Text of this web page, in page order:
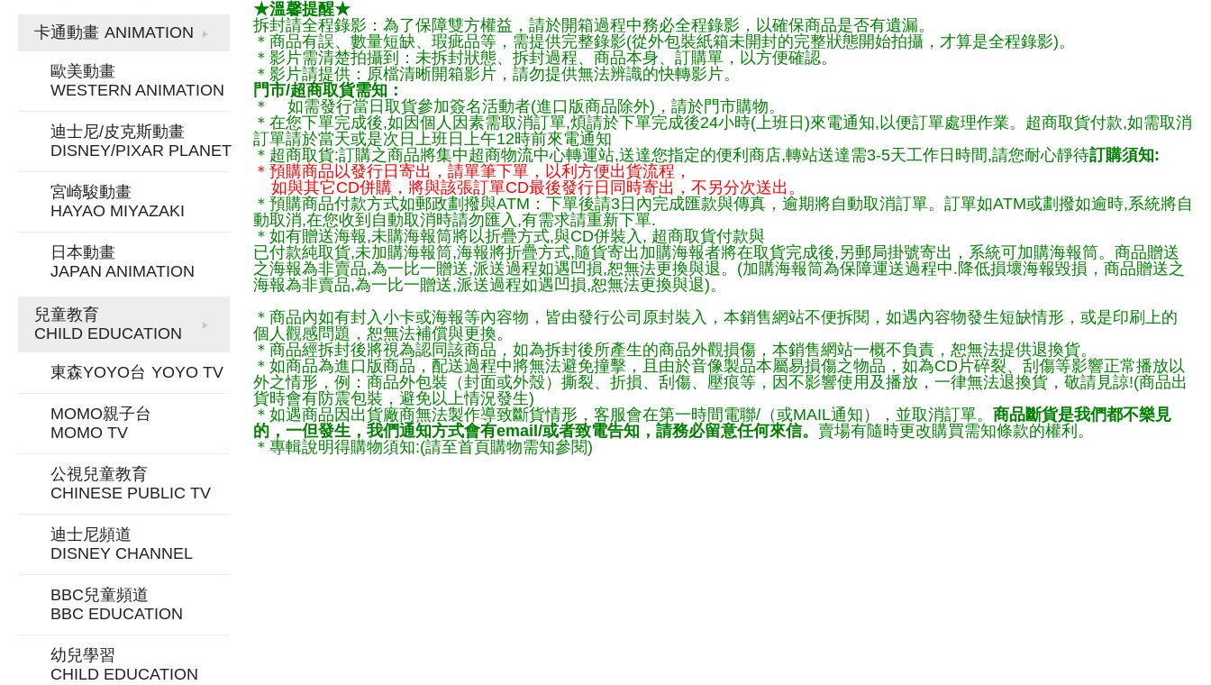
卡通動畫 ANIMATION
歐美動畫
WESTERN ANIMATION
迪士尼/皮克斯動畫
DISNEY/PIXAR PLANET
宮崎駿動畫
HAYAO MIYAZAKI
日本動畫
JAPAN ANIMATION
兒童教育
CHILD EDUCATION
東森YOYO台 YOYO TV
MOMO親子台
MOMO TV
公視兒童教育
CHINESE PUBLIC TV
迪士尼頻道
DISNEY CHANNEL
BBC兒童頻道
BBC EDUCATION
幼兒學習
CHILD EDUCATION
★溫馨提醒★
拆封請全程錄影：為了保障雙方權益，請於開箱過程中務必全程錄影，以確保商品是否有遺漏。
＊商品有誤、數量短缺、瑕疵品等，需提供完整錄影(從外包裝紙箱未開封的完整狀態開始拍攝，才算是全程錄影)。
＊影片需清楚拍攝到：未拆封狀態、拆封過程、商品本身、訂購單，以方便確認。
＊影片請提供：原檔清晰開箱影片，請勿提供無法辨識的快轉影片。
門市/超商取貨需知：
＊ 如需發行當日取貨參加簽名活動者(進口版商品除外)，請於門市購物。
＊在您下單完成後,如因個人因素需取消訂單,煩請於下單完成後24小時(上班日)來電通知,以便訂單處理作業。超商取貨付款,如需取消
訂單請於當天或是次日上班日上午12時前來電通知
＊超商取貨:訂購之商品將集中超商物流中心轉運站,送達您指定的便利商店,轉站送達需3-5天工作日時間,請您耐心靜待訂購須知:
＊預購商品以發行日寄出，請單筆下單，以利方便出貨流程，
如與其它CD併購，將與該張訂單CD最後發行日同時寄出，不另分次送出。
＊預購商品付款方式如郵政劃撥與ATM：下單後請3日內完成匯款與傳真，逾期將自動取消訂單。訂單如ATM或劃撥如逾時,系統將自
動取消,在您收到自動取消時請勿匯入,有需求請重新下單.
＊如有贈送海報,未購海報筒將以折疊方式,與CD併裝入, 超商取貨付款與
已付款純取貨,未加購海報筒,海報將折疊方式,隨貨寄出加購海報者將在取貨完成後,另郵局掛號寄出，系統可加購海報筒。商品贈送
之海報為非賣品,為一比一贈送,派送過程如遇凹損,恕無法更換與退。(加購海報筒為保障運送過程中.降低損壞海報毀損，商品贈送之
海報為非賣品,為一比一贈送,派送過程如遇凹損,恕無法更換與退)。
＊商品內如有封入小卡或海報等內容物，皆由發行公司原封裝入，本銷售網站不便拆閱，如遇內容物發生短缺情形，或是印刷上的
個人觀感問題，恕無法補償與更換。
＊商品經拆封後將視為認同該商品，如為拆封後所產生的商品外觀損傷，本銷售網站一概不負責，恕無法提供退換貨。
＊如商品為進口版商品，配送過程中將無法避免撞擊，且由於音像製品本屬易損傷之物品，如為CD片碎裂、刮傷等影響正常播放以
外之情形，例：商品外包裝（封面或外殼）撕裂、折損、刮傷、壓痕等，因不影響使用及播放，一律無法退換貨，敬請見諒!(商品出
貨時會有防震包裝，避免以上情況發生)
＊如遇商品因出貨廠商無法製作導致斷貨情形，客服會在第一時間電聯/（或MAIL通知），並取消訂單。 商品斷貨是我們都不樂見
的，一但發生，我們通知方式會有email/或者致電告知，請務必留意任何來信。 賣場有隨時更改購買需知條款的權利。
＊專輯說明得購物須知:(請至首頁購物需知參閱)